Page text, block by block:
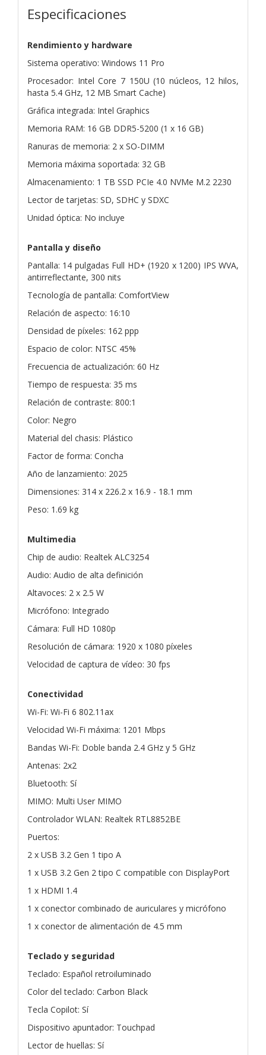
Especificaciones
Rendimiento y hardware
Sistema operativo: Windows 11 Pro
Procesador: Intel Core 7 150U (10 núcleos, 12 hilos,
hasta 5.4 GHz, 12 MB Smart Cache)
Gráfica integrada: Intel Graphics
Memoria RAM: 16 GB DDR5-5200 (1 x 16 GB)
Ranuras de memoria: 2 x SO-DIMM
Memoria máxima soportada: 32 GB
Almacenamiento: 1 TB SSD PCIe 4.0 NVMe M.2 2230
Lector de tarjetas: SD, SDHC y SDXC
Unidad óptica: No incluye
Pantalla y diseño
Pantalla: 14 pulgadas Full HD+ (1920 x 1200) IPS WVA,
antirreflectante, 300 nits
Tecnología de pantalla: ComfortView
Relación de aspecto: 16:10
Densidad de píxeles: 162 ppp
Espacio de color: NTSC 45%
Frecuencia de actualización: 60 Hz
Tiempo de respuesta: 35 ms
Relación de contraste: 800:1
Color: Negro
Material del chasis: Plástico
Factor de forma: Concha
Año de lanzamiento: 2025
Dimensiones: 314 x 226.2 x 16.9 - 18.1 mm
Peso: 1.69 kg
Multimedia
Chip de audio: Realtek ALC3254
Audio: Audio de alta definición
Altavoces: 2 x 2.5 W
Micrófono: Integrado
Cámara: Full HD 1080p
Resolución de cámara: 1920 x 1080 píxeles
Velocidad de captura de vídeo: 30 fps
Conectividad
Wi-Fi: Wi-Fi 6 802.11ax
Velocidad Wi-Fi máxima: 1201 Mbps
Bandas Wi-Fi: Doble banda 2.4 GHz y 5 GHz
Antenas: 2x2
Bluetooth: Sí
MIMO: Multi User MIMO
Controlador WLAN: Realtek RTL8852BE
Puertos:
2 x USB 3.2 Gen 1 tipo A
1 x USB 3.2 Gen 2 tipo C compatible con DisplayPort
1 x HDMI 1.4
1 x conector combinado de auriculares y micrófono
1 x conector de alimentación de 4.5 mm
Teclado y seguridad
Teclado: Español retroiluminado
Color del teclado: Carbon Black
Tecla Copilot: Sí
Dispositivo apuntador: Touchpad
Lector de huellas: Sí